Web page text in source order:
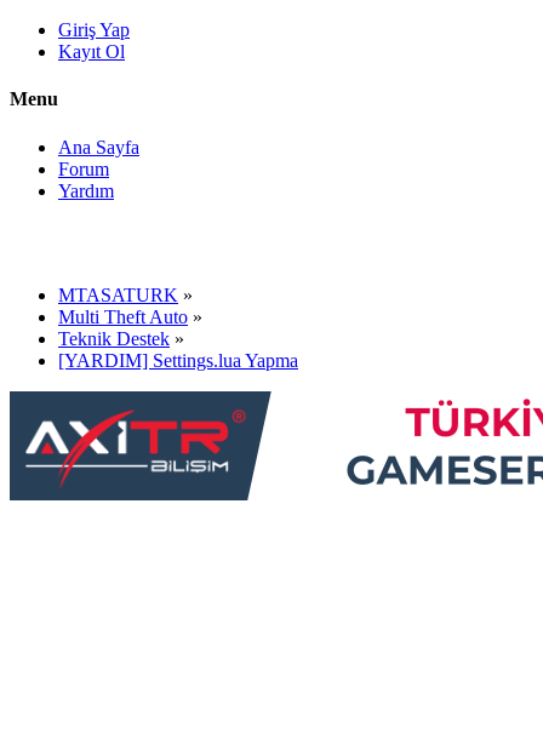
Giriş Yap
Kayıt Ol
Menu
Ana Sayfa
Forum
Yardım
MTASATURK »
Multi Theft Auto »
Teknik Destek »
[YARDIM] Settings.lua Yapma